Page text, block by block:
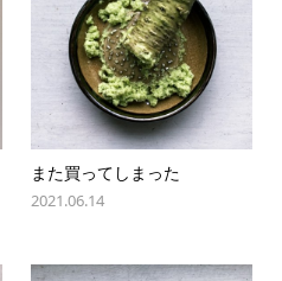
また買ってしまった
2021.06.14